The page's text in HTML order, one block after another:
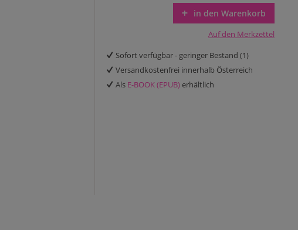
in den Warenkorb
Auf den Merkzettel
Sofort verfügbar - geringer Bestand (1)
Versandkostenfrei innerhalb Österreich
Als E-BOOK (EPUB) erhältlich